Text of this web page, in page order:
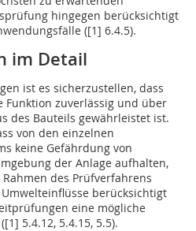
hingegen berücksichtigt
([1] 6.4.5).
im Detail
ist es sicherzustellen, dass
zuverlässig und über
des Bauteils gewährleistet ist.
von den einzelnen
keine Gefährdung von
der Anlage aufhalten,
des Prüfverfahrens
berücksichtigt
eine mögliche
5.4.12, 5.4.15, 5.5).